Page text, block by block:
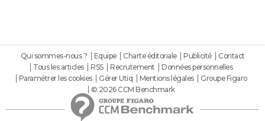
Qui sommes-nous ? Equipe Charte éditoriale Publicité
Contact
Tous les articles
RSS Recrutement
Données personnelles
Paramétrer les cookies
Gérer Utiq Mentions légales
Groupe Figaro
© 2026 CCM Benchmark